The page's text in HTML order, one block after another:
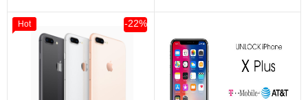
-22%
Hot